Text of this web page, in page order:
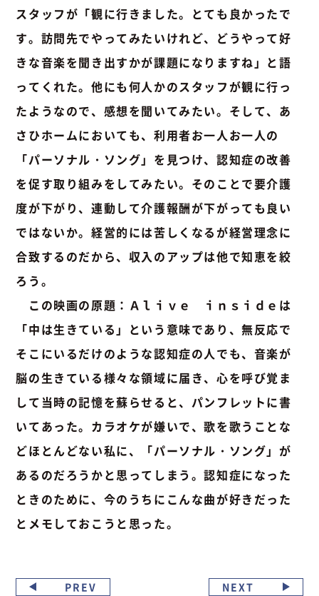
スタッフが「観に行きました。とても良かったで
す。訪問先でやってみたいけれど、どうやって好
きな音楽を聞き出すかが課題になりますね」と語
ってくれた。他にも何人かのスタッフが観に行っ
たようなので、感想を聞いてみたい。そして、あ
さひホームにおいても、利用者お一人お一人の
「パーソナル・ソング」を見つけ、認知症の改善
を促す取り組みをしてみたい。そのことで要介護
度が下がり、連動して介護報酬が下がっても良い
ではないか。経営的には苦しくなるが経営理念に
合致するのだから、収入のアップは他で知恵を絞
ろう。
この映画の原題：Ａｌｉｖｅ ｉｎｓｉｄｅは
「中は生きている」という意味であり、無反応で
そこにいるだけのような認知症の人でも、音楽が
脳の生きている様々な領域に届き、心を呼び覚ま
して当時の記憶を蘇らせると、パンフレットに書
いてあった。カラオケが嫌いで、歌を歌うことな
どほとんどない私に、「パーソナル・ソング」が
あるのだろうかと思ってしまう。認知症になった
ときのために、今のうちにこんな曲が好きだった
とメモしておこうと思った。
PREV NEXT